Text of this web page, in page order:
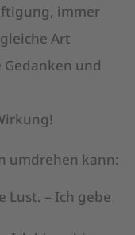
immer
Art
und
umdrehen kann:
Lust. – Ich gebe